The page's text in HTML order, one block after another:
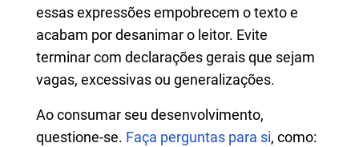
essas expressões empobrecem o texto e
acabam por desanimar o leitor. Evite
terminar com declarações gerais que sejam
vagas, excessivas ou generalizações.
Ao consumar seu desenvolvimento,
questione-se. Faça perguntas para si, como: